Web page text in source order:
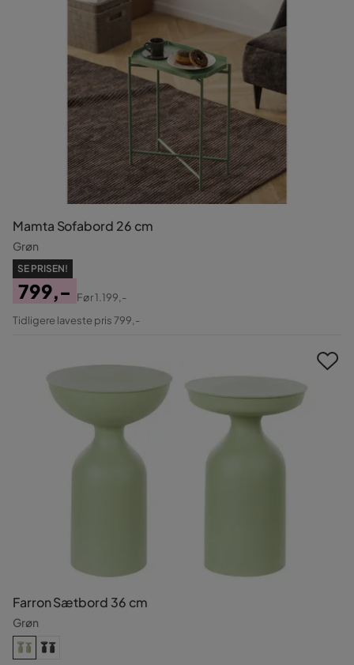
Mamta Sofabord 26 cm
Grøn
SE PRISEN!
Pris
799,-
Original
Før1.199,-
Tidligere laveste pris 799,-
Farron Sætbord 36 cm
Grøn